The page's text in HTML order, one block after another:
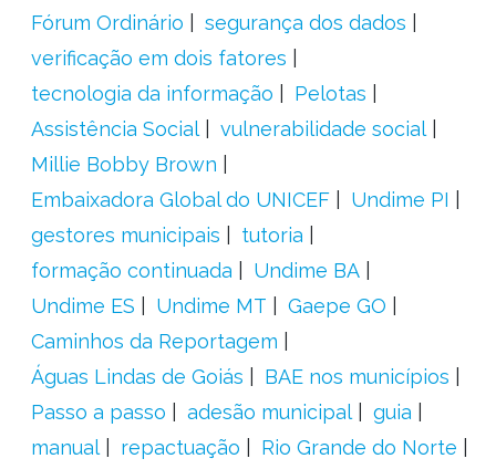
Fórum Ordinário
segurança dos dados
verificação em dois fatores
tecnologia da informação
Pelotas
Assistência Social
vulnerabilidade social
Millie Bobby Brown
Embaixadora Global do UNICEF
Undime PI
gestores municipais
tutoria
formação continuada
Undime BA
Undime ES
Undime MT
Gaepe GO
Caminhos da Reportagem
Águas Lindas de Goiás
BAE nos municípios
Passo a passo
adesão municipal
guia
manual
repactuação
Rio Grande do Norte